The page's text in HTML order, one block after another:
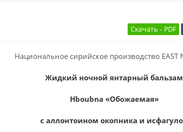
Национальное сирийское производство EAST
Жидкий ночной янтарный бальзам
Hboubna «Обожаемая»
с аллонтоином окопника и